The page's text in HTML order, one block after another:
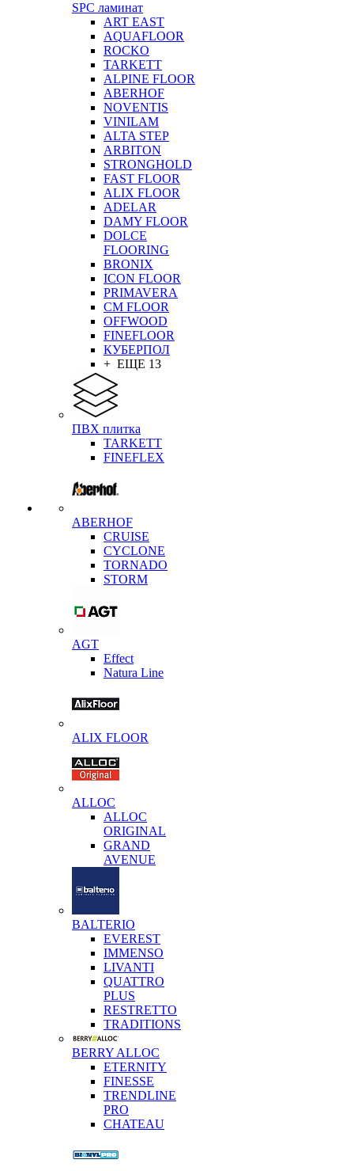
SPC ламинат
ART EAST
AQUAFLOOR
ROCKO
TARKETT
ALPINE FLOOR
ABERHOF
NOVENTIS
VINILAM
ALTA STEP
ARBITON
STRONGHOLD
FAST FLOOR
ALIX FLOOR
ADELAR
DAMY FLOOR
DOLCE
FLOORING
BRONIX
ICON FLOOR
PRIMAVERA
CM FLOOR
OFFWOOD
FINEFLOOR
КУБЕРПОЛ
+ ЕЩЕ 13
ПВХ плитка
TARKETT
FINEFLEX
ABERHOF
CRUISE
CYCLONE
TORNADO
STORM
AGT
Effect
Natura Line
ALIX FLOOR
ALLOC
ALLOC
ORIGINAL
GRAND
AVENUE
BALTERIO
EVEREST
IMMENSO
LIVANTI
QUATTRO
PLUS
RESTRETTO
TRADITIONS
BERRY ALLOC
ETERNITY
FINESSE
TRENDLINE
PRO
CHATEAU